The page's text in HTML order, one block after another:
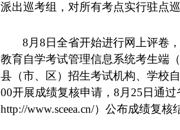
派出巡考组，对所有考点实行驻点
8 月 8 日全省开始进行网上评卷，
教育自学考试管理信息系统考生端
县（市、区）招生考试机构、学校
00开展成绩复核申请， 8 月 25 日通
http://www.sceea.cn/）公布成绩复核